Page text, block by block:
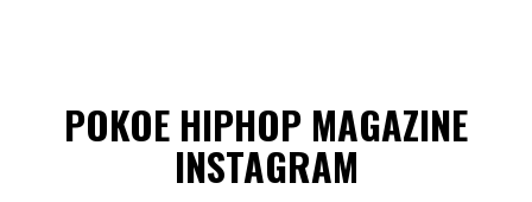
POKOE HIPHOP MAGAZINE
INSTAGRAM